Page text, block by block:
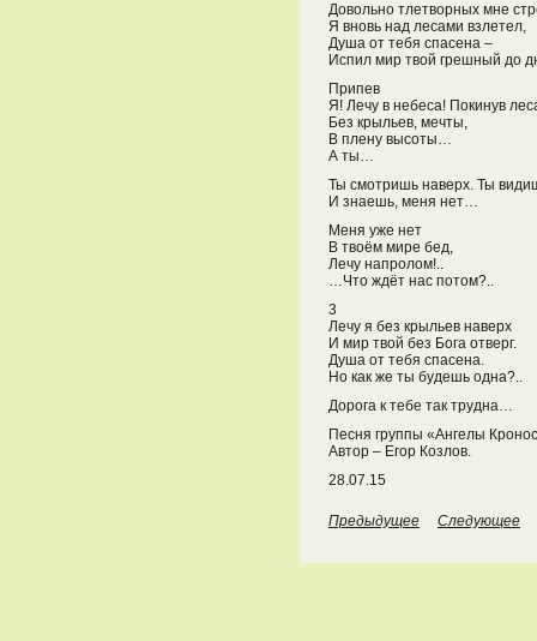
Довольно тлетворных мне
Я вновь над лесами взлетел,
Душа от тебя спасена –
Испил мир твой грешный до
Припев
Я! Лечу в небеса! Покинув
Без крыльев, мечты,
В плену высоты…
А ты…
Ты смотришь наверх. Ты
И знаешь, меня нет…
Меня уже нет
В твоём мире бед,
Лечу напролом!..
…Что ждёт нас потом?..
3
Лечу я без крыльев наверх
И мир твой без Бога отверг.
Душа от тебя спасена.
Но как же ты будешь одна?..
Дорога к тебе так трудна…
Песня группы «Ангелы
Автор – Егор Козлов.
28.07.15
Предыдущее Следующее